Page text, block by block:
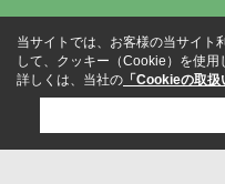
当サイトでは、お客様の当サイト
して、クッキー（Cookie）を使用
詳しくは、当社の 「Cookieの取扱